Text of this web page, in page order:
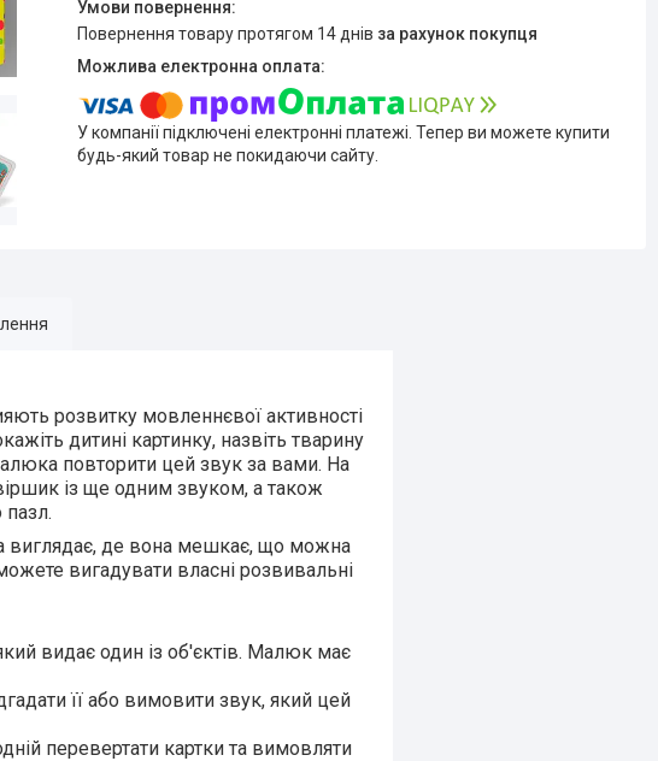
повернення товару протягом 14 днів за рахунок покупця
У компанії підключені електронні платежі. Тепер ви можете купити
будь-який товар не покидаючи сайту.
розвитку мовленнєвої активності
дитині картинку, назвіть тварину
повторити цей звук за вами. На
із ще одним звуком, а також
пазл.
виглядає, де вона мешкає, що можна
вигадувати власні розвивальні
видає один із об'єктів. Малюк має
її або вимовити звук, який цей
перевертати картки та вимовляти